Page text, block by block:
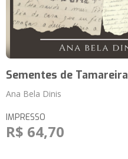
Sementes de Tamareira
Ana Bela Dinis
IMPRESSO
R$ 64,70